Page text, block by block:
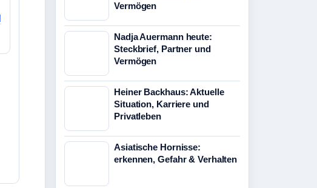
Vermögen
Nadja Auermann heute:
Steckbrief, Partner und
Vermögen
Heiner Backhaus: Aktuelle
Situation, Karriere und
Privatleben
Asiatische Hornisse:
erkennen, Gefahr & Verhalten